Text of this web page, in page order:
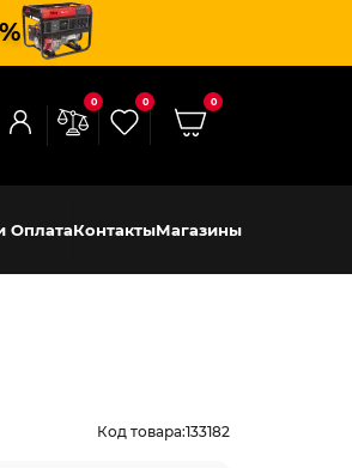
0 0 0
ОплатаКонтактыМагазины
Код товара:133182